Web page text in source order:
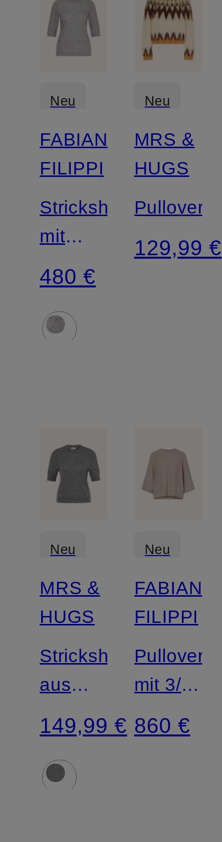
Neu
Zertifiziert
FABIANA
FILIPPI
Strickshirt
mit
Pailletten
480 €
Neu
Zertifiziert
MRS &
HUGS
Pullover
129,99 €
Neu
Zertifiziert
MRS &
HUGS
Strickshirt
aus
Cashmere
149,99 €
Neu
FABIANA
FILIPPI
Pullover
mit 3/4-
Arm
und
860 €